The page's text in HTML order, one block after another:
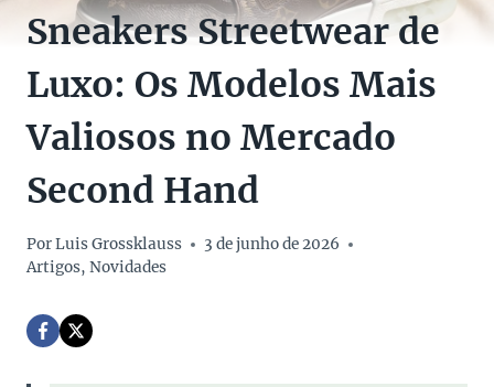
Sneakers Streetwear de
Luxo: Os Modelos Mais
Valiosos no Mercado
Second Hand
PorLuis Grossklauss
3 de junho de 2026
Artigos, Novidades